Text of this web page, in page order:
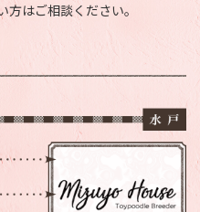
はご相談ください。